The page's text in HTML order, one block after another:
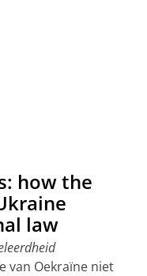
how the
law
van Oekraïne niet